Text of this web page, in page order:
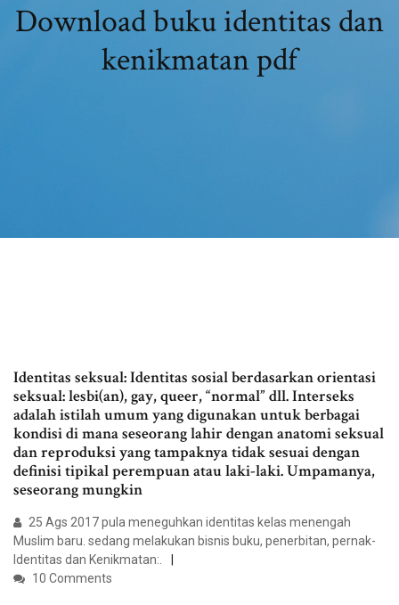
Download buku identitas dan
kenikmatan pdf
Identitas seksual: Identitas sosial berdasarkan orientasi
seksual: lesbi(an), gay, queer, “normal” dll. Interseks
adalah istilah umum yang digunakan untuk berbagai
kondisi di mana seseorang lahir dengan anatomi seksual
dan reproduksi yang tampaknya tidak sesuai dengan
definisi tipikal perempuan atau laki-laki. Umpamanya,
seseorang mungkin
25 Ags 2017 pula meneguhkan identitas kelas menengah
Muslim baru. sedang melakukan bisnis buku, penerbitan, pernak-
Identitas dan Kenikmatan:.
10 Comments